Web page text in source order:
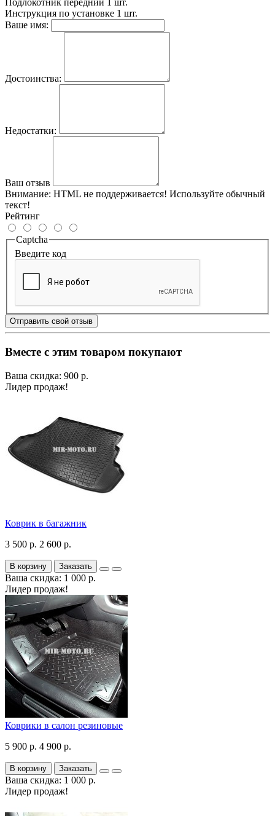
Инструкция по установке 1 шт.
Ваше имя:
Достоинства:
Недостатки:
Ваш отзыв
Внимание: HTML не поддерживается! Используйте обычный
текст!
Рейтинг
Captcha
Введите код
Отправить свой отзыв
Вместе с этим товаром покупают
Ваша скидка: 900 р.
Лидер продаж!
Коврик в багажник
3 500 р. 2 600 р.
В корзину Заказать
Ваша скидка: 1 000 р.
Лидер продаж!
Коврики в салон резиновые
5 900 р. 4 900 р.
В корзину Заказать
Ваша скидка: 1 000 р.
Лидер продаж!